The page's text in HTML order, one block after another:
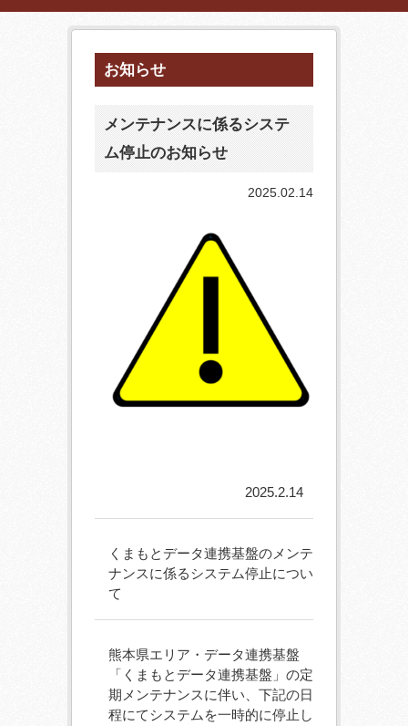
お知らせ
メンテナンスに係るシステ
ム停止のお知らせ
2025.02.14
2025.2.14
くまもとデータ連携基盤のメンテ
ナンスに係るシステム停止につい
て
熊本県エリア・データ連携基盤
「くまもとデータ連携基盤」の定
期メンテナンスに伴い、下記の日
程にてシステムを一時的に停止し